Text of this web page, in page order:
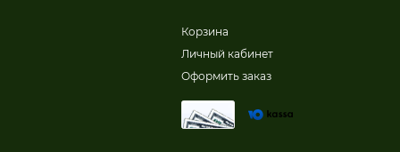
Корзина
Личный кабинет
Оформить заказ